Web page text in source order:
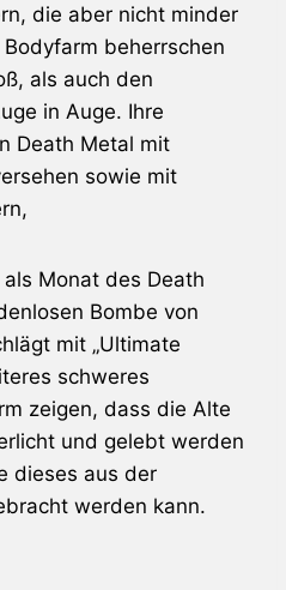
die aber nicht minder
beherrschen
als auch den
in Auge. Ihre
Death Metal mit
sowie mit
Monat des Death
Bombe von
mit „Ultimate
schweres
zeigen, dass die Alte
und gelebt werden
dieses aus der
werden kann.